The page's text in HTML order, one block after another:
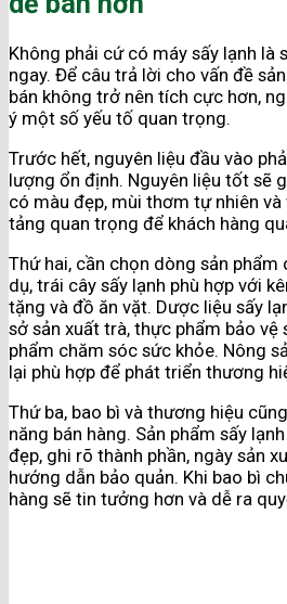
Không phải cứ có máy sấy lạnh là
ngay. Để câu trả lời cho vấn đề
bán không trở nên tích cực hơn,
ý một số yếu tố quan trọng.
Trước hết, nguyên liệu đầu vào
lượng ổn định. Nguyên liệu tốt sẽ
có màu đẹp, mùi thơm tự nhiên
tảng quan trọng để khách hàng
Thứ hai, cần chọn dòng sản
dụ, trái cây sấy lạnh phù hợp với
tặng và đồ ăn vặt. Dược liệu sấy
sở sản xuất trà, thực phẩm bảo vệ
phẩm chăm sóc sức khỏe. Nông
lại phù hợp để phát triển thương
Thứ ba, bao bì và thương hiệu
năng bán hàng. Sản phẩm sấy
đẹp, ghi rõ thành phần, ngày sản
hướng dẫn bảo quản. Khi bao bì
hàng sẽ tin tưởng hơn và dễ ra